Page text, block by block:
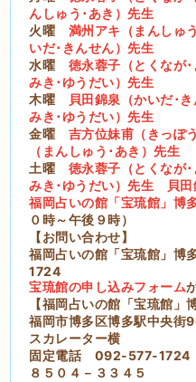
んしゅう･あき）先生
火曜 満州アキ（まんしゅ
いだ･きんせん）先生
水曜 徳永蓉子（とくなが
みき･ゆうだい）先生
木曜
貝田錦泉（かいだ･
みき･ゆうだい）先生
金曜 吉方位妹甫（きっぽ
（まんしゅう･あき）先生
土曜 徳永蓉子（とくなが
みき･ゆうだい）先生
貝
福岡占いの館「宝琉館」博
０時～午後９時）
【お問い合わせ】
福岡占いの館「宝琉館」
1724
宝琉館の申し込みフォーム
【福岡占いの館「宝琉館」
福岡市博多区博多駅中央
スカレーター横
固定電話 092-577-1724
８５０４－３３４５